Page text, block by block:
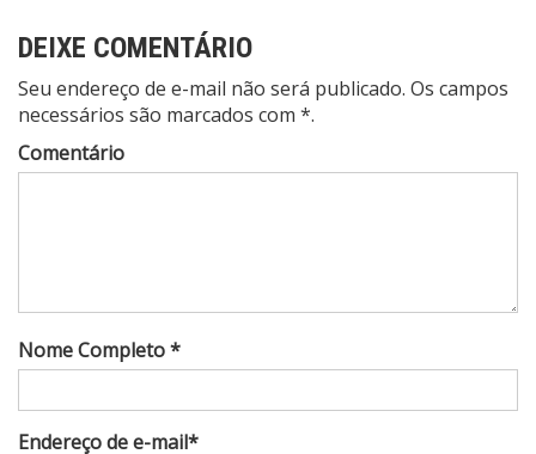
DEIXE COMENTÁRIO
Seu endereço de e-mail não será publicado. Os campos
necessários são marcados com *.
Comentário
Nome Completo *
Endereço de e-mail*